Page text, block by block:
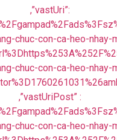
,”vastUri”:
chuc-con-ca-heo-nhay-
chuc-con-ca-heo-nhay-
,”vastUriPost” :
chuc-con-ca-heo-nhay-